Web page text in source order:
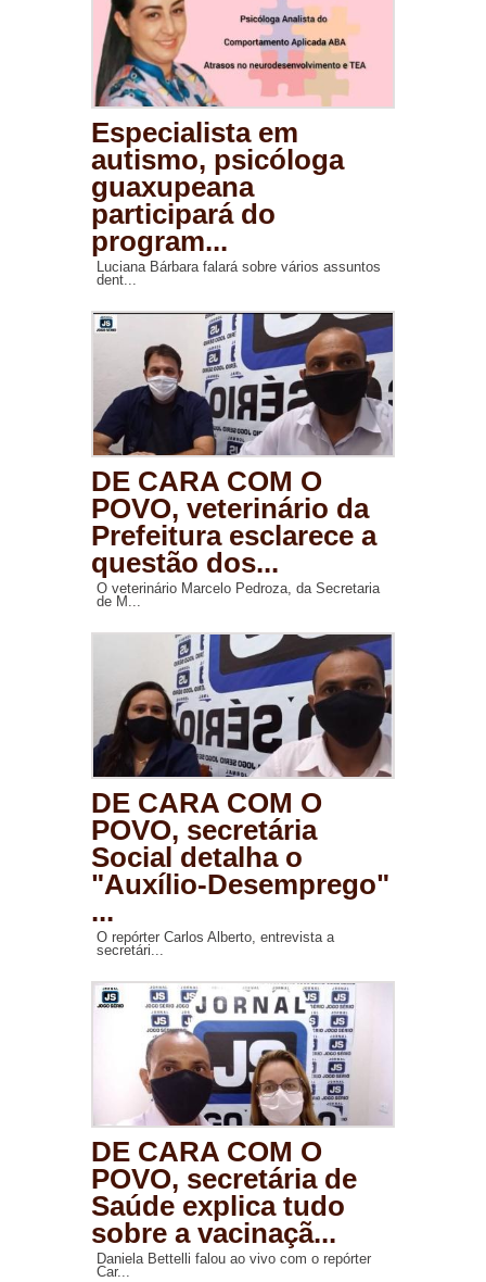
Especialista em
autismo, psicóloga
guaxupeana
participará do
program...
Luciana Bárbara falará sobre vários assuntos
dent...
DE CARA COM O
POVO, veterinário da
Prefeitura esclarece a
questão dos...
O veterinário Marcelo Pedroza, da Secretaria
de M...
DE CARA COM O
POVO, secretária
Social detalha o
"Auxílio-Desemprego"
...
O repórter Carlos Alberto, entrevista a
secretári...
DE CARA COM O
POVO, secretária de
Saúde explica tudo
sobre a vacinaçã...
Daniela Bettelli falou ao vivo com o repórter
Car...